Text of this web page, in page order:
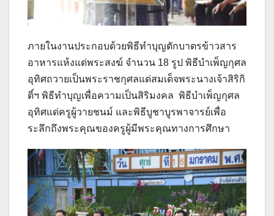
ภายในงานประกอบด้วยพิธีทำบุญตักบาตรข้าวสาร
อาหารแห้งแด่พระสงฆ์ จำนวน 18 รูป พิธีบำเพ็ญกุศล
อุทิศถวายเป็นพระราชกุศลแด่สมเด็จพระนางเจ้าสิริกิ
ติ์ฯ พิธีทำบุญเพื่อความเป็นสิริมงคล พิธีบำเพ็ญกุศล
อุทิศแด่ครูผู้วายชนม์ และพิธีบูชาบูรพาจารย์เพื่อ
ระลึกถึงพระคุณของครูผู้มีพระคุณทางการศึกษา